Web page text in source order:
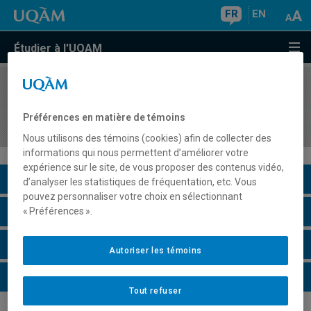
FR EN
Étudier à l'UQAM
COURS//
la religion
Description du cours
Horaire - Été 2026
Horaire - Automne 2026
Horaire - Hiver 2027
Préférences en matière de témoins
Nous utilisons des témoins (cookies) afin de collecter des
informations qui nous permettent d’améliorer votre
expérience sur le site, de vous proposer des contenus vidéo,
d’analyser les statistiques de fréquentation, etc. Vous
pouvez personnaliser votre choix en sélectionnant
« Préférences ».
Tout refuser
Autoriser les témoins